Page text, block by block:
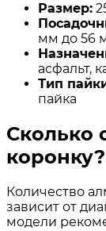
Размер:
мм до 56
асфальт,
Тип
пайка
Сколько
коронку?
Количество
зависит от
модели